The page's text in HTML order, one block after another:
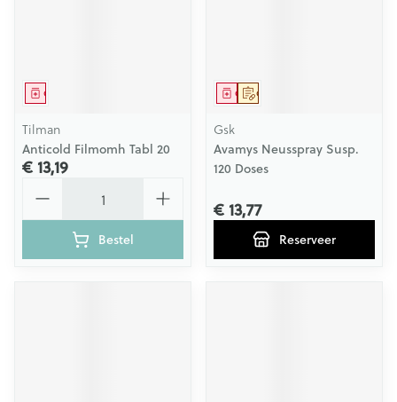
Geneesmiddel
Tilman
Anticold Filmomh Tabl 20
€ 13,19
Bestel
Op voorschrift
Geneesmiddel
Gsk
Avamys Neusspray Susp.
120 Doses
€ 13,77
Reserveer